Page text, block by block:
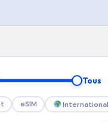
Tous
eSIM International